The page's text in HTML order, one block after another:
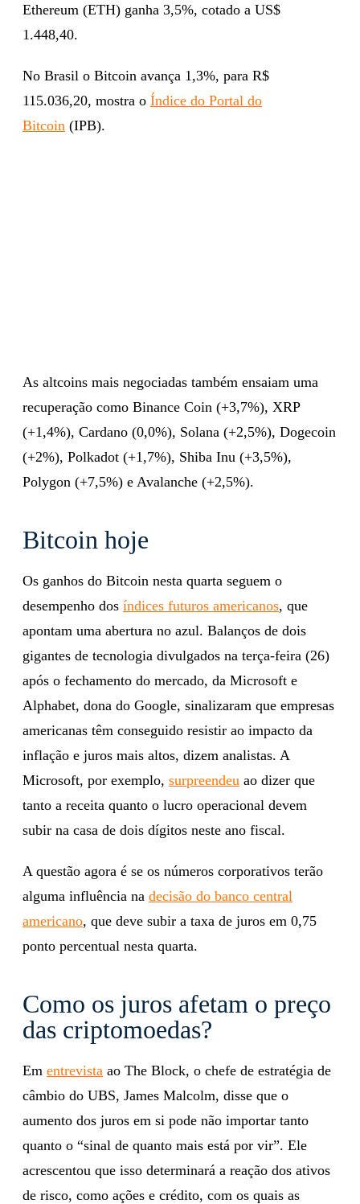
Ethereum (ETH) ganha 3,5%, cotado a US$
1.448,40.
No Brasil o Bitcoin avança 1,3%, para R$
115.036,20, mostra o Índice do Portal do
Bitcoin (IPB).
As altcoins mais negociadas também ensaiam uma
recuperação como Binance Coin (+3,7%), XRP
(+1,4%), Cardano (0,0%), Solana (+2,5%), Dogecoin
(+2%), Polkadot (+1,7%), Shiba Inu (+3,5%),
Polygon (+7,5%) e Avalanche (+2,5%).
Bitcoin hoje
Os ganhos do Bitcoin nesta quarta seguem o
desempenho dos índices futuros americanos, que
apontam uma abertura no azul. Balanços de dois
gigantes de tecnologia divulgados na terça-feira (26)
após o fechamento do mercado, da Microsoft e
Alphabet, dona do Google, sinalizaram que empresas
americanas têm conseguido resistir ao impacto da
inflação e juros mais altos, dizem analistas. A
Microsoft, por exemplo, surpreendeu ao dizer que
tanto a receita quanto o lucro operacional devem
subir na casa de dois dígitos neste ano fiscal.
A questão agora é se os números corporativos terão
alguma influência na decisão do banco central
americano, que deve subir a taxa de juros em 0,75
ponto percentual nesta quarta.
Como os juros afetam o preço
das criptomoedas?
Em entrevista ao The Block, o chefe de estratégia de
câmbio do UBS, James Malcolm, disse que o
aumento dos juros em si pode não importar tanto
quanto o “sinal de quanto mais está por vir”. Ele
acrescentou que isso determinará a reação dos ativos
de risco, como ações e crédito, com os quais as